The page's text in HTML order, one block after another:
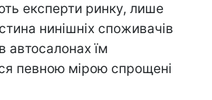
експерти ринку, лише
нинішніх споживачів
автосалонах їм
певною мірою спрощені